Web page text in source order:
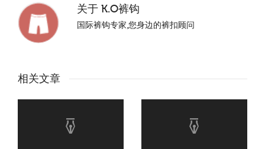
关于 K.O裤钩
国际裤钩专家,您身边的裤扣顾问
相关文章